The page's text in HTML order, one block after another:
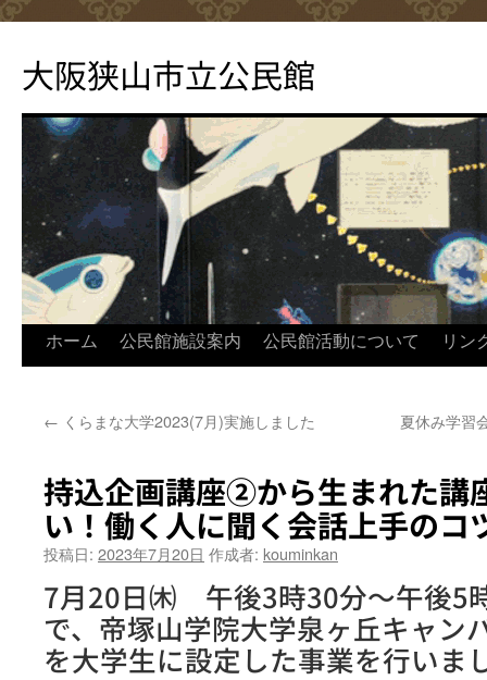
テ
ン
へ
ッ
大阪狭山市立公民館
ホーム 公民館施設案内 公民館活動について リン
← くらまな大学2023(7月)実施しました 夏休み学習
持込企画講座②から生まれた講
い！働く人に聞く会話上手のコ
投稿日: 2023年7月20日 作成者: kouminkan
7月20日㈭ 午後3時30分～午後5
で、帝塚山学院大学泉ヶ丘キャン
を大学生に設定した事業を行いま